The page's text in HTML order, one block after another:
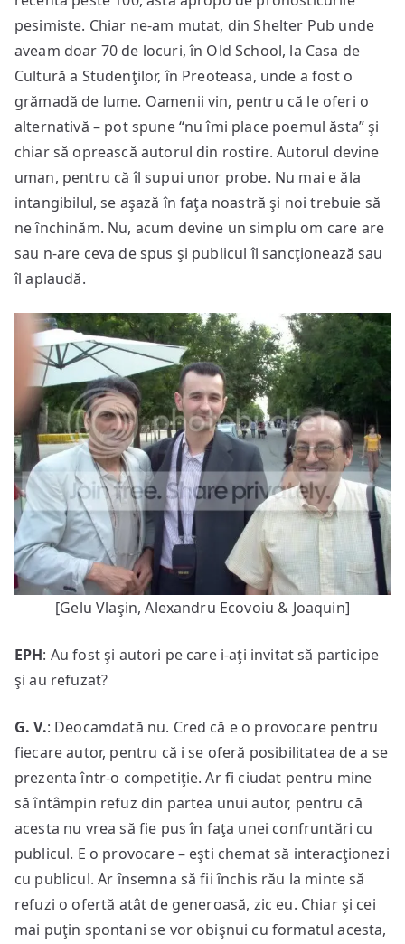
pesimiste. Chiar ne-am mutat, din Shelter Pub unde
aveam doar 70 de locuri, în Old School, la Casa de
Cultură a Studenţilor, în Preoteasa, unde a fost o
grămadă de lume. Oamenii vin, pentru că le oferi o
alternativă – pot spune “nu îmi place poemul ăsta” şi
chiar să oprească autorul din rostire. Autorul devine
uman, pentru că îl supui unor probe. Nu mai e ăla
intangibilul, se aşază în faţa noastră şi noi trebuie să
ne închinăm. Nu, acum devine un simplu om care are
sau n-are ceva de spus şi publicul îl sancţionează sau
îl aplaudă.
[Gelu Vlaşin, Alexandru Ecovoiu & Joaquin]
EPH: Au fost şi autori pe care i-aţi invitat să participe
şi au refuzat?
G. V.: Deocamdată nu. Cred că e o provocare pentru
fiecare autor, pentru că i se oferă posibilitatea de a se
prezenta într-o competiţie. Ar fi ciudat pentru mine
să întâmpin refuz din partea unui autor, pentru că
acesta nu vrea să fie pus în faţa unei confruntări cu
publicul. E o provocare – eşti chemat să interacţionezi
cu publicul. Ar însemna să fii închis rău la minte să
refuzi o ofertă atât de generoasă, zic eu. Chiar şi cei
mai puţin spontani se vor obişnui cu formatul acesta,